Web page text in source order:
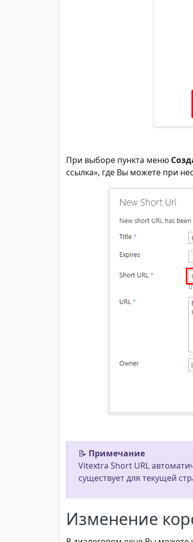
При выборе пункта меню
ссылка», где Вы можете при
📝 Примечание
Vitextra Short URL
существует для текущей
Изменение